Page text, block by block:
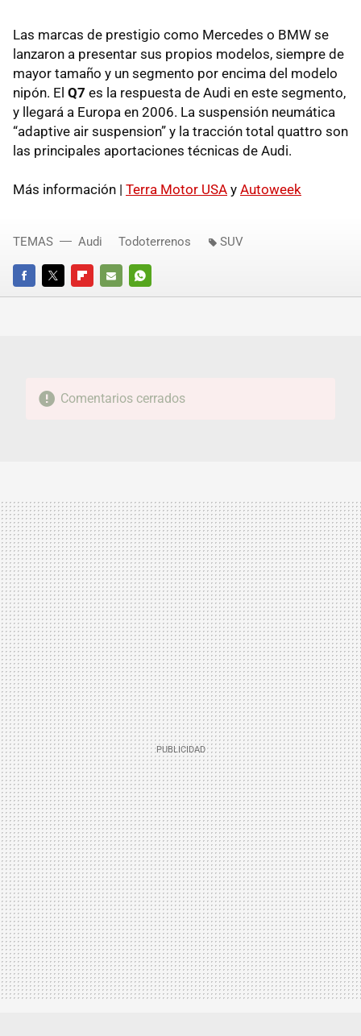
Las marcas de prestigio como Mercedes o BMW se
lanzaron a presentar sus propios modelos, siempre de
mayor tamaño y un segmento por encima del modelo
nipón. El Q7 es la respuesta de Audi en este segmento,
y llegará a Europa en 2006. La suspensión neumática
“adaptive air suspension” y la tracción total quattro son
las principales aportaciones técnicas de Audi.
Más información | Terra Motor USA y Autoweek
FACEBOOKTWITTERFLIPBOARD
E-
WHATSAPP
TEMAS Audi Todoterrenos SUV
Comentarios cerrados